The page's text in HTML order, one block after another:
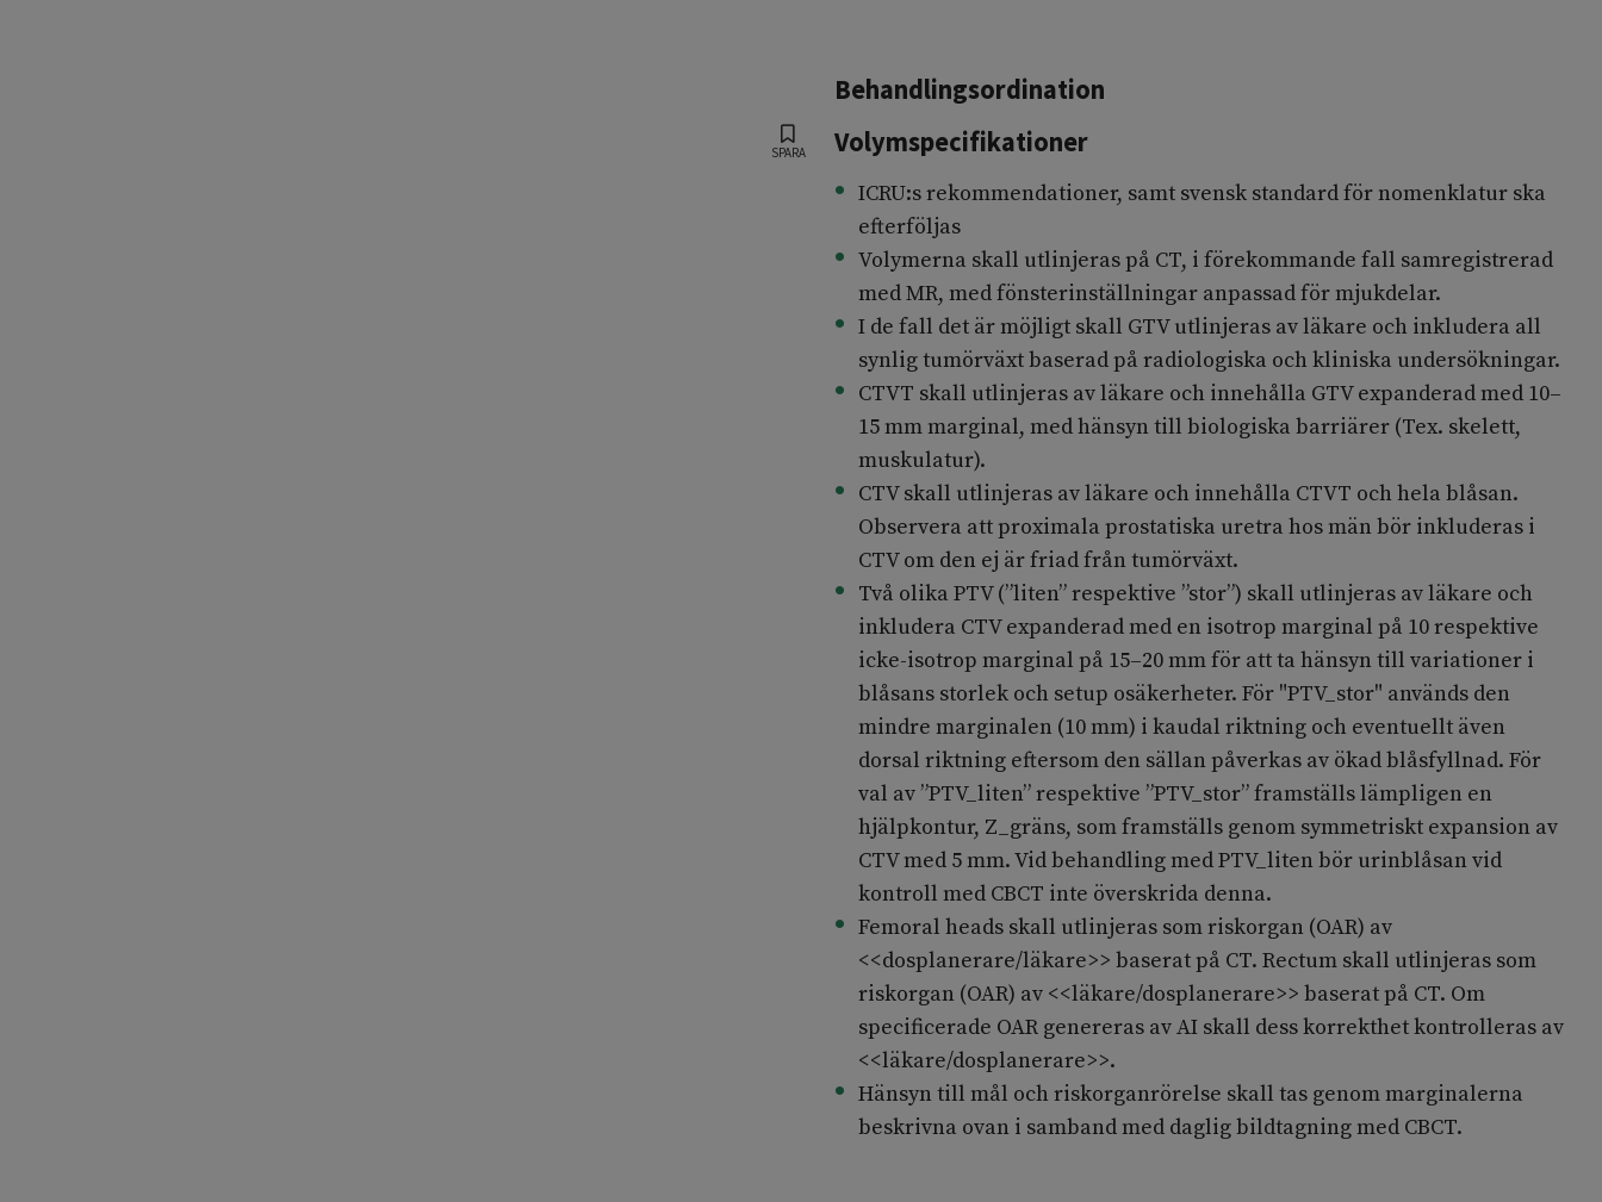
Behandlingsordination
SPARA Volymspecifikationer
ICRU:s rekommendationer, samt svensk standard för nomenklatur ska
efterföljas
Volymerna skall utlinjeras på CT, i förekommande fall samregistrerad
med MR, med fönsterinställningar anpassad för mjukdelar.
I de fall det är möjligt skall GTV utlinjeras av läkare och inkludera all
synlig tumörväxt baserad på radiologiska och kliniska undersökningar.
CTVT skall utlinjeras av läkare och innehålla GTV expanderad med 10–
15 mm marginal, med hänsyn till biologiska barriärer (Tex. skelett,
muskulatur).
CTV skall utlinjeras av läkare och innehålla CTVT och hela blåsan.
Observera att proximala prostatiska uretra hos män bör inkluderas i
CTV om den ej är friad från tumörväxt.
Två olika PTV (”liten” respektive ”stor”) skall utlinjeras av läkare och
inkludera CTV expanderad med en isotrop marginal på 10 respektive
icke-isotrop marginal på 15–20 mm för att ta hänsyn till variationer i
blåsans storlek och setup osäkerheter. För "PTV_stor" används den
mindre marginalen (10 mm) i kaudal riktning och eventuellt även
dorsal riktning eftersom den sällan påverkas av ökad blåsfyllnad. För
val av ”PTV_liten” respektive ”PTV_stor” framställs lämpligen en
hjälpkontur, Z_gräns, som framställs genom symmetriskt expansion av
CTV med 5 mm. Vid behandling med PTV_liten bör urinblåsan vid
kontroll med CBCT inte överskrida denna.
Femoral heads skall utlinjeras som riskorgan (OAR) av
<<dosplanerare/läkare>> baserat på CT. Rectum skall utlinjeras som
riskorgan (OAR) av <<läkare/dosplanerare>> baserat på CT. Om
specificerade OAR genereras av AI skall dess korrekthet kontrolleras av
<<läkare/dosplanerare>>.
Hänsyn till mål och riskorganrörelse skall tas genom marginalerna
beskrivna ovan i samband med daglig bildtagning med CBCT.